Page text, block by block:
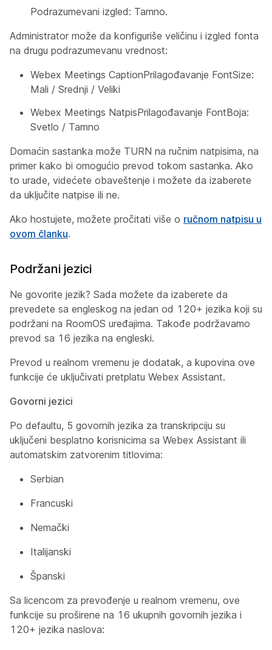
Podrazumevani izgled: Tamno.
Administrator može da konfiguriše veličinu i izgled fonta
na drugu podrazumevanu vrednost:
Webex Meetings CaptionPrilagođavanje FontSize:
Mali / Srednji / Veliki
Webex Meetings NatpisPrilagođavanje FontBoja:
Svetlo / Tamno
Domaćin sastanka može TURN na ručnim natpisima, na
primer kako bi omogućio prevod tokom sastanka. Ako
to urade, videćete obaveštenje i možete da izaberete
da uključite natpise ili ne.
Ako hostujete, možete pročitati više o ručnom natpisu u
ovom članku.
Podržani jezici
Ne govorite jezik? Sada možete da izaberete da
prevedete sa engleskog na jedan od 120+ jezika koji su
podržani na RoomOS uređajima. Takođe podržavamo
prevod sa 16 jezika na engleski.
Prevod u realnom vremenu je dodatak, a kupovina ove
funkcije će uključivati pretplatu Webex Assistant.
Govorni jezici
Po defaultu, 5 govornih jezika za transkripciju su
uključeni besplatno korisnicima sa Webex Assistant ili
automatskim zatvorenim titlovima:
Serbian
Francuski
Nemački
Italijanski
Španski
Sa licencom za prevođenje u realnom vremenu, ove
funkcije su proširene na 16 ukupnih govornih jezika i
120+ jezika naslova: